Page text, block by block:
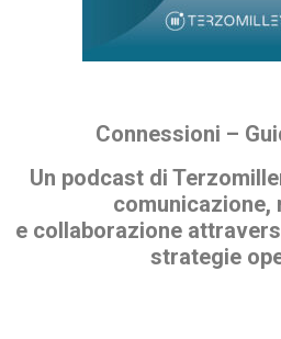
Connessioni –
Un podcast di
comunicazione,
e collaborazione
strategie